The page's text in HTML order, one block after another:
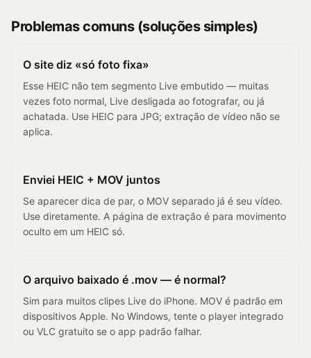
Problemas comuns (soluções simples)
O site diz «só foto fixa»
Esse HEIC não tem segmento Live embutido — muitas
vezes foto normal, Live desligada ao fotografar, ou já
achatada. Use HEIC para JPG; extração de vídeo não se
aplica.
Enviei HEIC + MOV juntos
Se aparecer dica de par, o MOV separado já é seu vídeo.
Use diretamente. A página de extração é para movimento
oculto em um HEIC só.
O arquivo baixado é .mov — é normal?
Sim para muitos clipes Live do iPhone. MOV é padrão em
dispositivos Apple. No Windows, tente o player integrado
ou VLC gratuito se o app padrão falhar.